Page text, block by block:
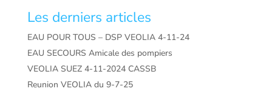
Les derniers articles
EAU POUR TOUS – DSP VEOLIA 4-11-24
EAU SECOURS Amicale des pompiers
VEOLIA SUEZ 4-11-2024 CASSB
Reunion VEOLIA du 9-7-25